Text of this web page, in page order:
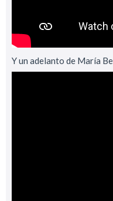
Y un adelanto de María